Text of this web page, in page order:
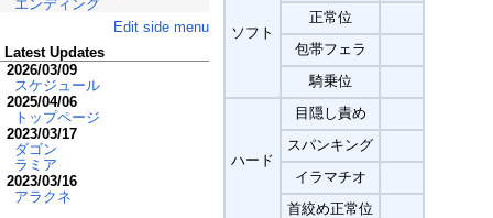
ソフト
正常位
包帯フェラ
騎乗位
ハード
目隠し責め
スパンキング
イラマチオ
首絞め正常位
エンディング
Edit side menu
Latest Updates
2026/03/09
スケジュール
2025/04/06
トップページ
2023/03/17
ダゴン
ラミア
2023/03/16
アラクネ